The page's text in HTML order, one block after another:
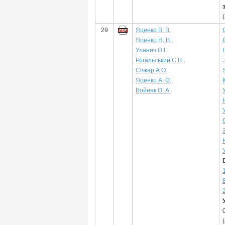
29
Яценко В. В.
Яценко Н. В.
Улянич О.І.
Рогальський С.В.
Січкар А.О.
Яценко А. О.
Войняк О. А.